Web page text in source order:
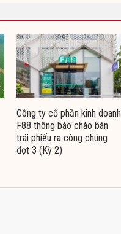
Công ty cổ phần kinh doanh
F88 thông báo chào bán
trái phiếu ra công chúng
đợt 3 (Kỳ 2)